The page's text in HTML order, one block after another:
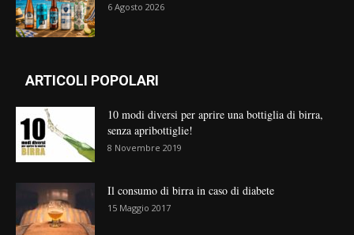
6 Agosto 2026
ARTICOLI POPOLARI
10 modi diversi per aprire una bottiglia di birra,
senza apribottiglie!
8 Novembre 2019
Il consumo di birra in caso di diabete
15 Maggio 2017